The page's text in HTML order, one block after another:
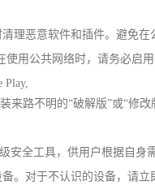
理恶意软件和插件。避免在
用公共网络时，请务必启
Play,
路不明的“破解版”或“修改
全工具，供用户根据自身
。对于不认识的设备，请立